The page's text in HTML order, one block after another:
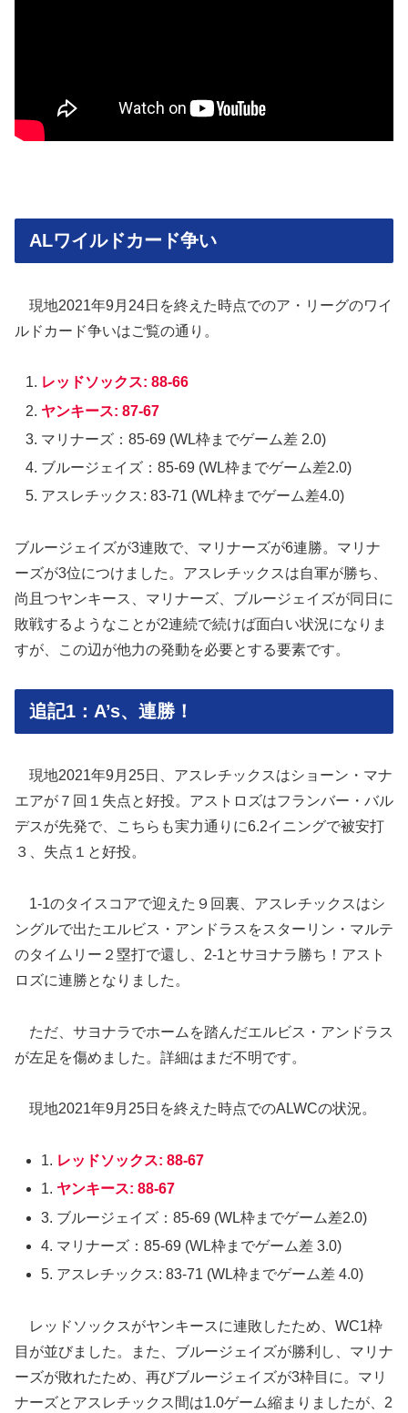
ALワイルドカード争い
現地2021年9月24日を終えた時点でのア・リーグのワイ
ルドカード争いはご覧の通り。
レッドソックス: 88-66
ヤンキース: 87-67
マリナーズ：85-69 (WL枠までゲーム差 2.0)
ブルージェイズ：85-69 (WL枠までゲーム差2.0)
アスレチックス: 83-71 (WL枠までゲーム差4.0)
ブルージェイズが3連敗で、マリナーズが6連勝。マリナ
ーズが3位につけました。アスレチックスは自軍が勝ち、
尚且つヤンキース、マリナーズ、ブルージェイズが同日に
敗戦するようなことが2連続で続けば面白い状況になりま
すが、この辺が他力の発動を必要とする要素です。
追記1：A’s、連勝！
現地2021年9月25日、アスレチックスはショーン・マナ
エアが７回１失点と好投。アストロズはフランバー・バル
デスが先発で、こちらも実力通りに6.2イニングで被安打
３、失点１と好投。
1-1のタイスコアで迎えた９回裏、アスレチックスはシ
ングルで出たエルビス・アンドラスをスターリン・マルテ
のタイムリー２塁打で還し、2-1とサヨナラ勝ち！アスト
ロズに連勝となりました。
ただ、サヨナラでホームを踏んだエルビス・アンドラス
が左足を傷めました。詳細はまだ不明です。
現地2021年9月25日を終えた時点でのALWCの状況。
1. レッドソックス: 88-67
1. ヤンキース: 88-67
3. ブルージェイズ：85-69 (WL枠までゲーム差2.0)
4. マリナーズ：85-69 (WL枠までゲーム差 3.0)
5. アスレチックス: 83-71 (WL枠までゲーム差 4.0)
レッドソックスがヤンキースに連敗したため、WC1枠
目が並びました。また、ブルージェイズが勝利し、マリナ
ーズが敗れたため、再びブルージェイズが3枠目に。マリ
ナーズとアスレチックス間は1.0ゲーム縮まりましたが、2